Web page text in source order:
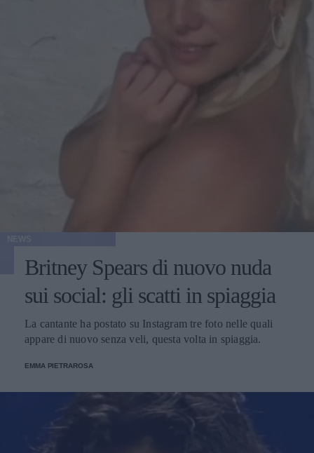
Britney Spears di nuovo nuda
sui social: gli scatti in spiaggia
La cantante ha postato su Instagram tre foto nelle quali
appare di nuovo senza veli, questa volta in spiaggia.
EMMA PIETRAROSA